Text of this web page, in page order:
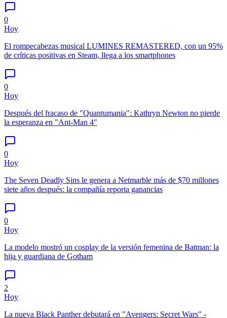
0
Hoy
El rompecabezas musical LUMINES REMASTERED, con un 95%
de críticas positivas en Steam, llega a los smartphones
0
Hoy
Después del fracaso de "Quantumania": Kathryn Newton no pierde
la esperanza en "Ant-Man 4"
0
Hoy
The Seven Deadly Sins le genera a Netmarble más de $70 millones
siete años después: la compañía reporta ganancias
0
Hoy
La modelo mostró un cosplay de la versión femenina de Batman: la
hija y guardiana de Gotham
2
Hoy
La nueva Black Panther debutará en "Avengers: Secret Wars" -